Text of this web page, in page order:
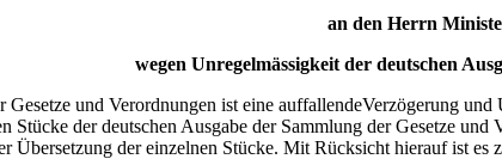
an den Herrn
wegen Unregelmässigkeit der deutschen
und Verordnungen ist eine auffallendeVerzögerung
der deutschen Ausgabe der Sammlung der Gesetze und
Übersetzung der einzelnen Stücke. Mit Rücksicht hierauf ist